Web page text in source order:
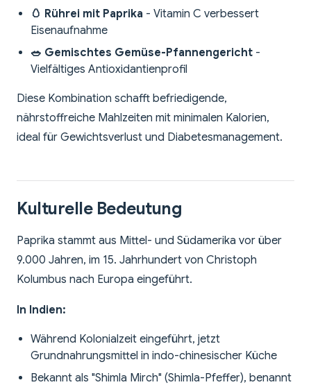
🥚 Rührei mit Paprika - Vitamin C verbessert
Eisenaufnahme
🥗 Gemischtes Gemüse-Pfannengericht -
Vielfältiges Antioxidantienprofil
Diese Kombination schafft befriedigende,
nährstoffreiche Mahlzeiten mit minimalen Kalorien,
ideal für Gewichtsverlust und Diabetesmanagement.
Kulturelle Bedeutung
Paprika stammt aus Mittel- und Südamerika vor über
9.000 Jahren, im 15. Jahrhundert von Christoph
Kolumbus nach Europa eingeführt.
In Indien:
Während Kolonialzeit eingeführt, jetzt
Grundnahrungsmittel in indo-chinesischer Küche
Bekannt als "Shimla Mirch" (Shimla-Pfeffer), benannt